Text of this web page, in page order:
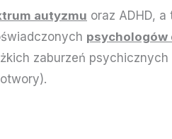
autyzmu oraz ADHD,
psychologów
zaburzeń psychicznych